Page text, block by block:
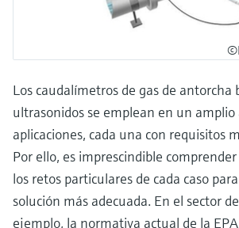
Los caudalímetros de gas de antorcha
ultrasonidos se emplean en un amplio
aplicaciones, cada una con requisitos
Por ello, es imprescindible
los retos particulares de cada caso
solución más adecuada. En el sector
ejemplo, la normativa actual de la